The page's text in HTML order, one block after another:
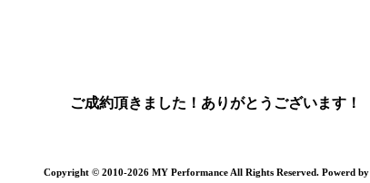
ご成約頂きました！ありがとうございます！
Copyright © 2010-2026 MY Performance All Rights Reserved. Powerd by